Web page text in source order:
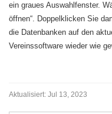
ein graues Auswahlfenster.
öffnen“. Doppelklicken Sie
die Datenbanken auf den
Vereinssoftware wieder wie
Aktualisiert: Jul 13, 2023